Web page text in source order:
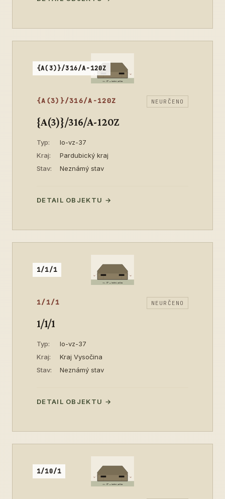
{A(3)}/316/A-120Z
{A(3)}/316/A-120Z NEURČENO
{A(3)}/316/A-120Z
Typ:
lo-vz-37
Kraj:
Pardubický kraj
Stav:
Neznámý stav
DETAIL OBJEKTU →
1/1/1
1/1/1 NEURČENO
1/1/1
Typ:
lo-vz-37
Kraj:
Kraj Vysočina
Stav:
Neznámý stav
DETAIL OBJEKTU →
1/10/1